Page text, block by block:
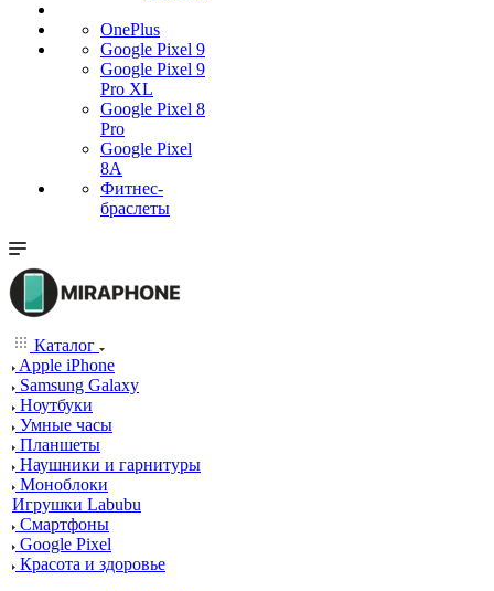
OnePlus
Google Pixel 9
Google Pixel 9
Pro XL
Google Pixel 8
Pro
Google Pixel
8A
Фитнес-
браслеты
Каталог
Apple iPhone
Samsung Galaxy
Ноутбуки
Умные часы
Планшеты
Наушники и гарнитуры
Моноблоки
Игрушки Labubu
Смартфоны
Google Pixel
Красота и здоровье